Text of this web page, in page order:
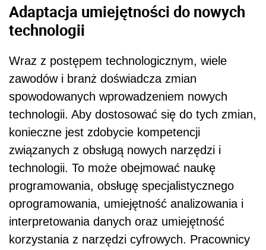
Adaptacja umiejętności do nowych
technologii
Wraz z postępem technologicznym, wiele
zawodów i branż doświadcza zmian
spowodowanych wprowadzeniem nowych
technologii. Aby dostosować się do tych zmian,
konieczne jest zdobycie kompetencji
związanych z obsługą nowych narzędzi i
technologii. To może obejmować naukę
programowania, obsługę specjalistycznego
oprogramowania, umiejętność analizowania i
interpretowania danych oraz umiejętność
korzystania z narzędzi cyfrowych. Pracownicy